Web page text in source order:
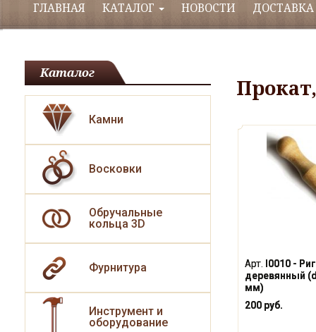
ГЛАВНАЯ КАТАЛОГ НОВОСТИ
Арт.
I0010 -
деревянный
мм)
200 руб.
Каталог
Камни
Восковки
Обручальные
кольца 3D
Фурнитура
Инструмент и
оборудование